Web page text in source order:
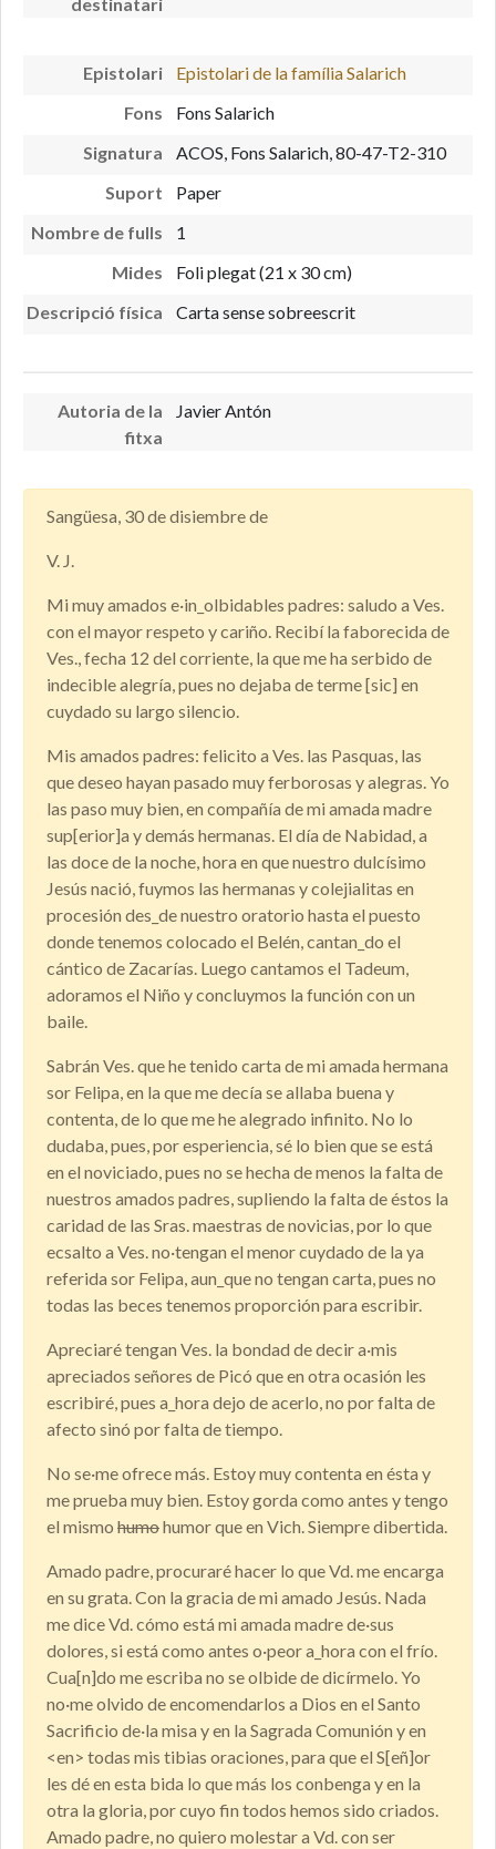
Epistolari
Epistolari de la família Salarich
Fons
Fons Salarich
Signatura
ACOS, Fons Salarich, 80-47-T2-310
Suport
Paper
Nombre de fulls
1
Mides
Foli plegat (21 x 30 cm)
Descripció física
Carta sense sobreescrit
Autoria de la
fitxa
Javier Antón
Sangüesa, 30 de disiembre de
V. J.
Mi muy amados e·in_olbidables padres: saludo a Ves.
con el mayor respeto y cariño. Recibí la faborecida de
Ves., fecha 12 del corriente, la que me ha serbido de
indecible alegría, pues no dejaba de terme [sic] en
cuydado su largo silencio.
Mis amados padres: felicito a Ves. las Pasquas, las
que deseo hayan pasado muy ferborosas y alegras. Yo
las paso muy bien, en compañía de mi amada madre
sup[erior]a y demás hermanas. El día de Nabidad, a
las doce de la noche, hora en que nuestro dulcísimo
Jesús nació, fuymos las hermanas y colejialitas en
procesión des_de nuestro oratorio hasta el puesto
donde tenemos colocado el Belén, cantan_do el
cántico de Zacarías. Luego cantamos el Tadeum,
adoramos el Niño y concluymos la función con un
baile.
Sabrán Ves. que he tenido carta de mi amada hermana
sor Felipa, en la que me decía se allaba buena y
contenta, de lo que me he alegrado infinito. No lo
dudaba, pues, por esperiencia, sé lo bien que se está
en el noviciado, pues no se hecha de menos la falta de
nuestros amados padres, supliendo la falta de éstos la
caridad de las Sras. maestras de novicias, por lo que
ecsalto a Ves. no·tengan el menor cuydado de la ya
referida sor Felipa, aun_que no tengan carta, pues no
todas las beces tenemos proporción para escribir.
Apreciaré tengan Ves. la bondad de decir a·mis
apreciados señores de Picó que en otra ocasión les
escribiré, pues a_hora dejo de acerlo, no por falta de
afecto sinó por falta de tiempo.
No se·me ofrece más. Estoy muy contenta en ésta y
me prueba muy bien. Estoy gorda como antes y tengo
el mismo humohumor que en Vich. Siempre dibertida.
Amado padre, procuraré hacer lo que Vd. me encarga
en su grata. Con la gracia de mi amado Jesús. Nada
me dice Vd. cómo está mi amada madre de·sus
dolores, si está como antes o·peor a_hora con el frío.
Cua[n]do me escriba no se olbide de dicírmelo. Yo
no·me olvido de encomendarlos a Dios en el Santo
Sacrificio de·la misa y en la Sagrada Comunión y en
<en> todas mis tibias oraciones, para que el S[eñ]or
les dé en esta bida lo que más los conbenga y en la
otra la gloria, por cuyo fin todos hemos sido criados.
Amado padre, no quiero molestar a Vd. con ser